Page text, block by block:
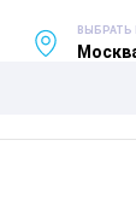
ВЫБРАТЬ